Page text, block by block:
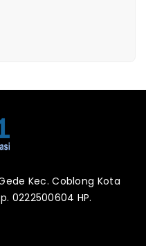
Kec. Coblong Kota
0222500604 HP.